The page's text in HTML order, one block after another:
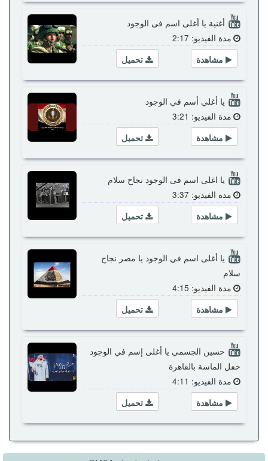
أغنية يا أغلى اسم فى الوجود
مدة الفيديو: 2:17
تحميل
مشاهدة
يا أغلي أسم في الوجود
مدة الفيديو: 3:21
تحميل
مشاهدة
يا اغلى اسم فى الوجود نجاح سلام
مدة الفيديو: 3:37
تحميل
مشاهدة
يا أغلى اسم في الوجود يا مصر نجاح
سلام
مدة الفيديو: 4:15
تحميل
مشاهدة
حسين الجسمي يا أغلى إسم في الوجود
حفل الماسة بالقاهرة
مدة الفيديو: 4:11
تحميل
مشاهدة